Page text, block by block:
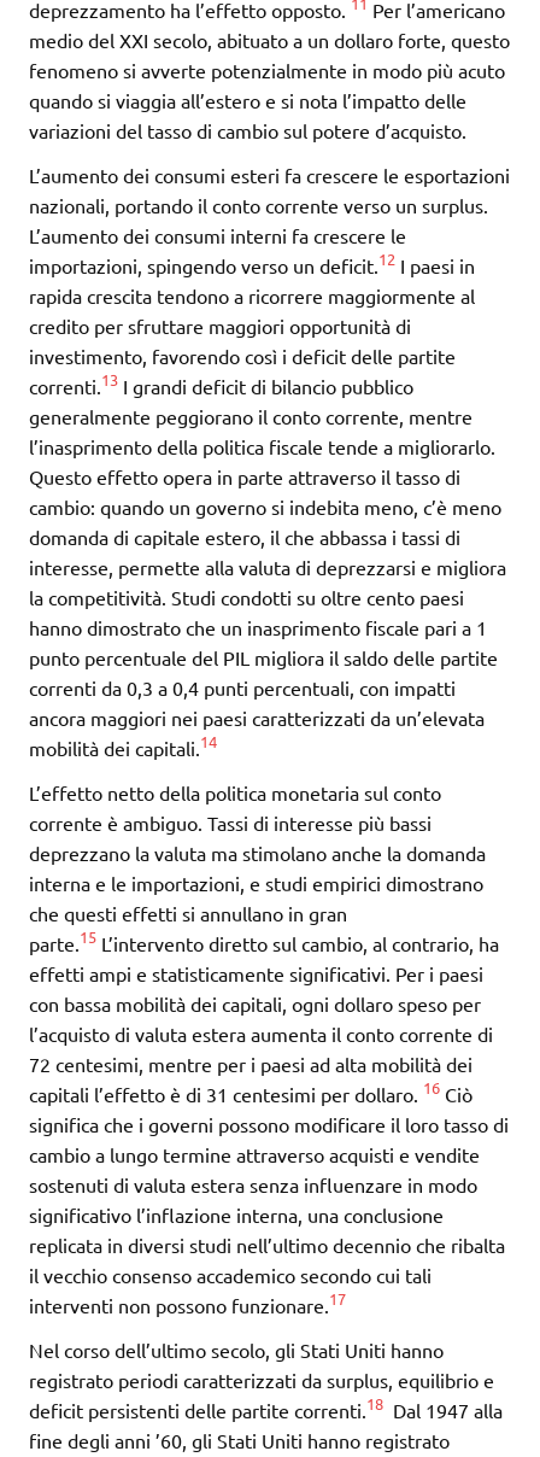
deprezzamento ha l’effetto opposto.
Per l’americano
medio del XXI secolo, abituato a un dollaro forte, questo
fenomeno si avverte potenzialmente in modo più acuto
quando si viaggia all’estero e si nota l’impatto delle
variazioni del tasso di cambio sul potere d’acquisto.
L’aumento dei consumi esteri fa crescere le esportazioni
nazionali, portando il conto corrente verso un surplus.
L’aumento dei consumi interni fa crescere le
importazioni, spingendo verso un deficit.12 I paesi in
rapida crescita tendono a ricorrere maggiormente al
credito per sfruttare maggiori opportunità di
investimento, favorendo così i deficit delle partite
correnti.13 I grandi deficit di bilancio pubblico
generalmente peggiorano il conto corrente, mentre
l’inasprimento della politica fiscale tende a migliorarlo.
Questo effetto opera in parte attraverso il tasso di
cambio: quando un governo si indebita meno, c’è meno
domanda di capitale estero, il che abbassa i tassi di
interesse, permette alla valuta di deprezzarsi e migliora
la competitività. Studi condotti su oltre cento paesi
hanno dimostrato che un inasprimento fiscale pari a 1
punto percentuale del PIL migliora il saldo delle partite
correnti da 0,3 a 0,4 punti percentuali, con impatti
ancora maggiori nei paesi caratterizzati da un’elevata
mobilità dei capitali.14
L’effetto netto della politica monetaria sul conto
corrente è ambiguo. Tassi di interesse più bassi
deprezzano la valuta ma stimolano anche la domanda
interna e le importazioni, e studi empirici dimostrano
che questi effetti si annullano in gran
parte.15 L’intervento diretto sul cambio, al contrario, ha
effetti ampi e statisticamente significativi. Per i paesi
con bassa mobilità dei capitali, ogni dollaro speso per
l’acquisto di valuta estera aumenta il conto corrente di
72 centesimi, mentre per i paesi ad alta mobilità dei
capitali l’effetto è di 31 centesimi per dollaro. 16 Ciò
significa che i governi possono modificare il loro tasso di
cambio a lungo termine attraverso acquisti e vendite
sostenuti di valuta estera senza influenzare in modo
significativo l’inflazione interna, una conclusione
replicata in diversi studi nell’ultimo decennio che ribalta
il vecchio consenso accademico secondo cui tali
interventi non possono funzionare.17
Nel corso dell’ultimo secolo, gli Stati Uniti hanno
registrato periodi caratterizzati da surplus, equilibrio e
deficit persistenti delle partite correnti.18 Dal 1947 alla
fine degli anni ’60, gli Stati Uniti hanno registrato